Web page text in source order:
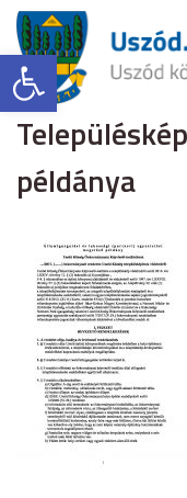
Eszköztár megnyitása
példánya